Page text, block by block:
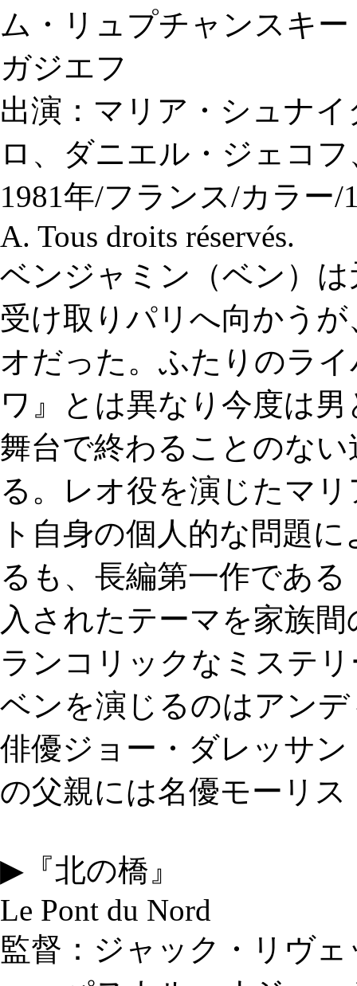
ム・リュプチャンスキ
ガジエフ
出演：マリア・シュナ
ロ、ダニエル・ジェコ
1981年/フランス/カラー
A. Tous droits réservés.
ベンジャミン（ベン）
受け取りパリへ向かう
オだった。ふたりのラ
ワ』とは異なり今度は
舞台で終わることのな
る。レオ役を演じたマ
ト自身の個人的な問題
るも、長編第一作であ
入されたテーマを家族
ランコリックなミステ
ベンを演じるのはアン
俳優ジョー・ダレッサ
の父親には名優モーリ
▶『北の橋』
Le Pont du Nord
監督：ジャック・リヴ